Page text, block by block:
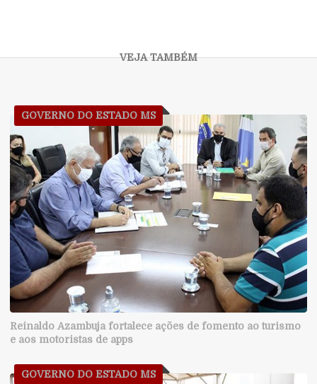
GOVERNO DO ESTADO MS
Reinaldo Azambuja fortalece ações de fomento ao turismo
e aos motoristas de apps
GOVERNO DO ESTADO MS